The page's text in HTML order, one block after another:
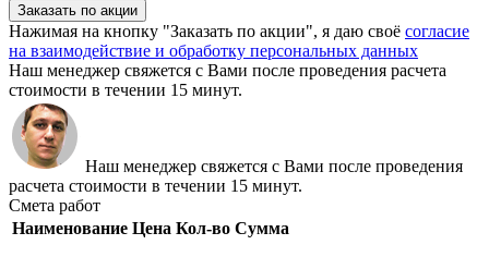
Заказать по акции
Нажимая на кнопку "Заказать по акции", я даю своё согласие
на взаимодействие и обработку персональных данных
Наш менеджер свяжется с Вами после проведения расчета
стоимости в течении 15 минут.
Наш менеджер свяжется с Вами после проведения
расчета стоимости в течении 15 минут.
Смета работ
Наименование Цена Кол-во Сумма